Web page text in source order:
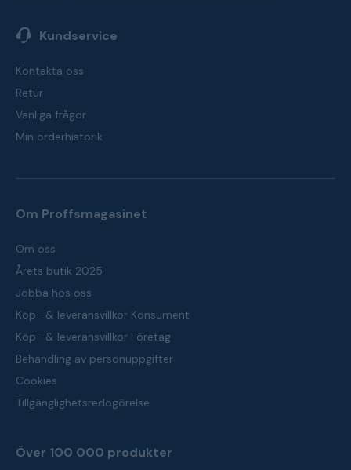
Kundservice
Kontakta oss
Retur
Vanliga frågor
Min orderhistorik
Om Proffsmagasinet
Om oss
Årets butik 2025
Jobba hos oss
Köp- & leveransvillkor Konsument
Köp- & leveransvillkor Företag
Behandling av personuppgifter
Cookies
Tillgänglighetsredogörelse
Över 100 000 produkter